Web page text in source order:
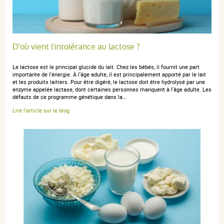
0
Trier l'affichage des avis
anonymous anonymous.publié le 23 juillet 2025 suite à une
commande du 02 juillet 2025
5 / 5
D'où vient l'intolérance au lactose ?
Le lactose est le principal glucide du lait. Chez les bébés, il fournit une part
importante de l'énergie. À l'âge adulte, il est principalement apporté par le lait
et les produits laitiers. Pour être digéré, le lactose doit être hydrolysé par une
enzyme appelée lactase, dont certaines personnes manquent à l'âge adulte. Les
défauts de ce programme génétique dans la…
Lire l'article sur le blog